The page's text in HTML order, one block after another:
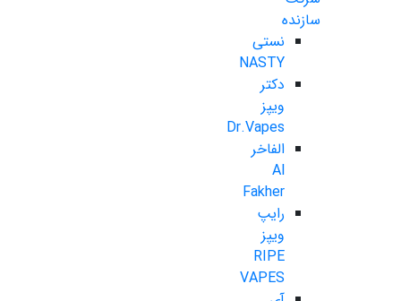
سازنده
نستی
NASTY
دکتر
ویپز
Dr.Vapes
الفاخر
Al
Fakher
رایپ
ویپز
RIPE
VAPES